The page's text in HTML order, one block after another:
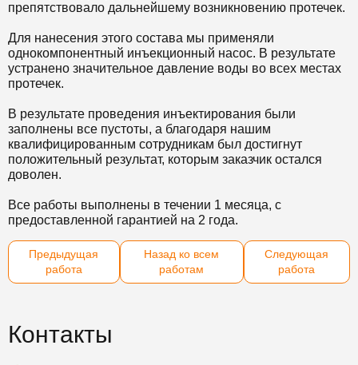
препятствовало дальнейшему возникновению протечек.
Для нанесения этого состава мы применяли
однокомпонентный инъекционный насос. В результате
устранено значительное давление воды во всех местах
протечек.
В результате проведения инъектирования были
заполнены все пустоты, а благодаря нашим
квалифицированным сотрудникам был достигнут
положительный результат, которым заказчик остался
доволен.
Все работы выполнены в течении 1 месяца, с
предоставленной гарантией на 2 года.
Предыдущая
работа
Назад ко всем
работам
Следующая
работа
Контакты